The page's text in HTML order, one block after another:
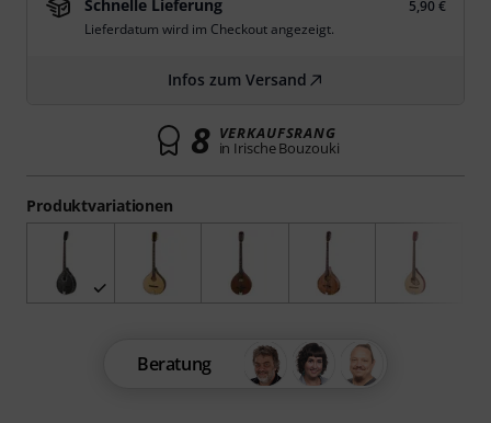
Produktvariationen
Schnelle Lieferung
5,90 €
Lieferdatum wird im Checkout angezeigt.
Infos zum Versand
8 VERKAUFSRANG
in Irische Bouzouki
Beratung